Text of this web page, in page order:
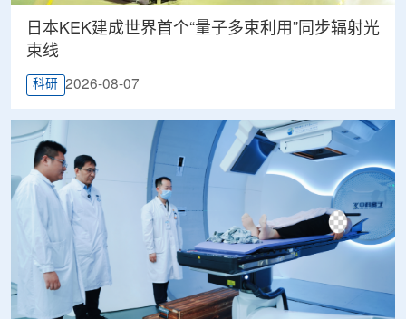
日本KEK建成世界首个“量子多束利用”同步辐射光
束线
科研 2026-08-07